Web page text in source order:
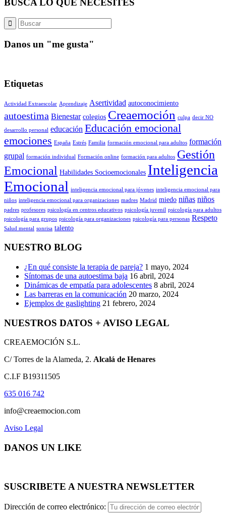
BUSCA LO QUE NECESITES
Danos un "me gusta"
Etiquetas
Actividad Extraescolar Aprendizaje Asertividad autoconocimiento
autoestima Bienestar colegios Creaemoción culpa decir NO
desarrollo personal educación Educación emocional
emociones España Estrés Familia formación emocional para adultos formación
grupal formación individual Formación online formación para adultos Gestión
Emocional Habilidades Socioemocionales Inteligencia
Emocional inteligencia emocional para jóvenes inteligencia emocional para
niños inteligencia emocional para organizaciones madres Madrid miedo niñas niños
padres profesores psicología en centros educativos psicología juvenil psicología para adultos
psicología para grupos psicología para organizaciones psicología para personas Respeto
Salud mental sonrisa talento
NUESTRO BLOG
¿En qué consiste la terapia de pareja? 1 mayo, 2024
Síntomas de una autoestima baja 16 abril, 2024
Dinámicas de empatía para adolescentes 8 abril, 2024
Las barreras en la comunicación 20 marzo, 2024
Ejemplos de gaslighting 21 febrero, 2024
NUESTROS DATOS + AVISO LEGAL
CREAEMOCIÓN S.L.
C/ Torres de la Alameda, 2. Alcalá de Henares
C.I.F B19311505
635 016 742
info@creaemocion.com
Aviso Legal
DANOS UN LIKE
SUSCRIBETE A NUESTRA NEWSLETTER
Dirección de correo electrónico: